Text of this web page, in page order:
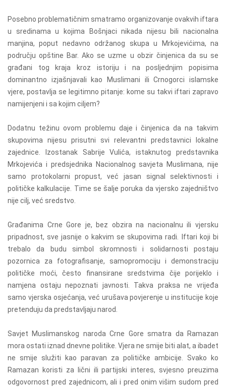
Posebno problematičnim smatramo organizovanje ovakvih iftara
u sredinama u kojima Bošnjaci nikada nijesu bili nacionalna
manjina, poput nedavno održanog skupa u Mrkojevićima, na
području opštine Bar. Ako se uzme u obzir činjenica da su se
građani tog kraja kroz istoriju i na posljednjim popisima
dominantno izjašnjavali kao Muslimani ili Crnogorci islamske
vjere, postavlja se legitimno pitanje: kome su takvi iftari zapravo
namijenjeni i sa kojim ciljem?
Dodatnu težinu ovom problemu daje i činjenica da na takvim
skupovima nijesu prisutni svi relevantni predstavnici lokalne
zajednice. Izostanak Sabrije Vulića, istaknutog predstavnika
Mrkojevića i predsjednika Nacionalnog savjeta Muslimana, nije
samo protokolarni propust, već jasan signal selektivnosti i
političke kalkulacije. Time se šalje poruka da vjersko zajedništvo
nije cilj, već sredstvo.
Građanima Crne Gore je, bez obzira na nacionalnu ili vjersku
pripadnost, sve jasnije o kakvim se skupovima radi. Iftari koji bi
trebalo da budu simbol skromnosti i solidarnosti postaju
pozornica za fotografisanje, samopromociju i demonstraciju
političke moći, često finansirane sredstvima čije porijeklo i
namjena ostaju nepoznati javnosti. Takva praksa ne vrijeđa
samo vjerska osjećanja, već urušava povjerenje u institucije koje
pretenduju da predstavljaju narod.
Savjet Muslimanskog naroda Crne Gore smatra da Ramazan
mora ostati iznad dnevne politike. Vjera ne smije biti alat, a ibadet
ne smije služiti kao paravan za političke ambicije. Svako ko
Ramazan koristi za lični ili partijski interes, svjesno preuzima
odgovornost pred zajednicom, ali i pred onim višim sudom pred